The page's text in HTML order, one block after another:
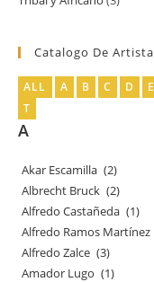
Catalogo De
ALL A B C D E
T
A
Akar Escamilla (2)
Albrecht Bruck (2)
Alfredo Castañeda (1)
Alfredo Ramos Martínez
Alfredo Zalce (3)
Amador Lugo (1)